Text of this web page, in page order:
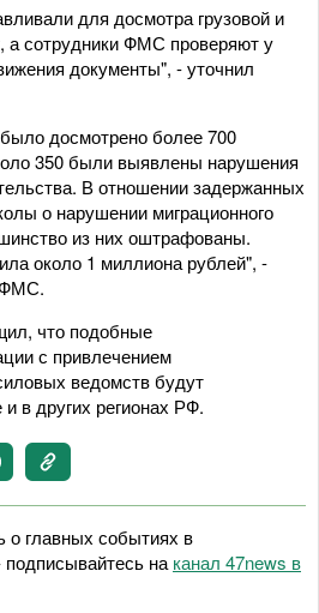
для досмотра грузовой и
а сотрудники ФМС проверяют у
документы", - уточнил
досмотрено более 700
350 были выявлены нарушения
В отношении задержанных
о нарушении миграционного
из них оштрафованы.
около 1 миллиона рублей", -
ФМС.
что подобные
с привлечением
ведомств будут
в других регионах РФ.
о главных событиях в
подписывайтесь на канал 47news в